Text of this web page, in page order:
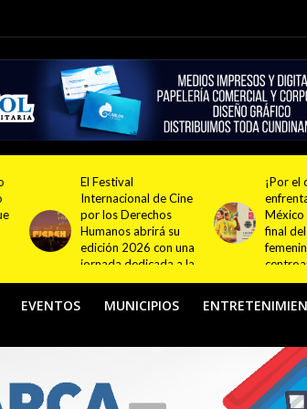
¡Por el oro! Colombia
enfrenta esta noche a
México en la gran
final del fútbol
femenino
centroamericano
pondrá
del
Bogotá
EVENTOS MUNICIPIOS